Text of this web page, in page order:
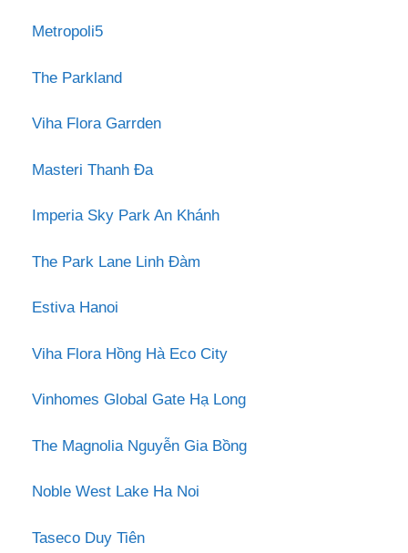
Metropoli5
The Parkland
Viha Flora Garrden
Masteri Thanh Đa
Imperia Sky Park An Khánh
The Park Lane Linh Đàm
Estiva Hanoi
Viha Flora Hồng Hà Eco City
Vinhomes Global Gate Hạ Long
The Magnolia Nguyễn Gia Bồng
Noble West Lake Ha Noi
Taseco Duy Tiên